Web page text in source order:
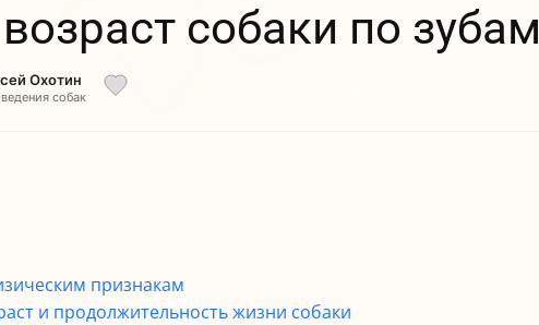
собаки по зубам
Охотин
собак
признакам
и продолжительность жизни собаки